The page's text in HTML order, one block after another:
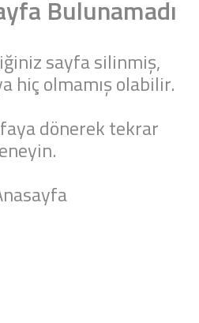
Bulunamadı
sayfa silinmiş,
hiç olmamış olabilir.
dönerek tekrar